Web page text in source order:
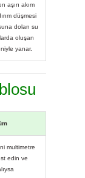
aşırı akım
düşmesi
dolan su
oluşan
yanar.
multimetre
edin ve